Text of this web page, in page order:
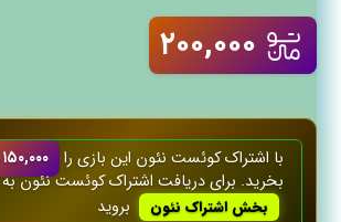
۲۰۰,۰۰۰
با اشتراک کوئست‌ نئون این بازی را ۱۵۰,۰۰۰
بخرید. برای دریافت اشتراک کوئست‌ نئون به
بخش اشتراک نئون بروید